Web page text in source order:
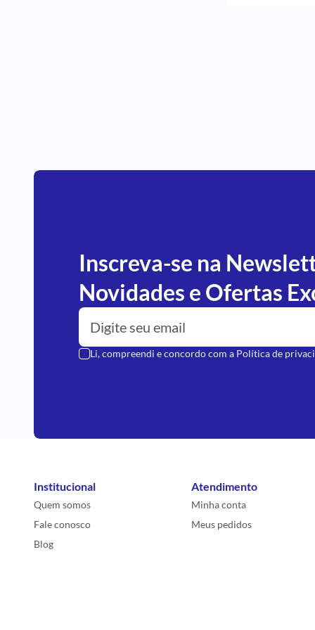
Inscreva-se na
Novidades e Ofertas
Li, compreendi e concordo com a Política de
Institucional
Quem somos
Fale conosco
Blog
Atendimento
Minha conta
Meus pedidos